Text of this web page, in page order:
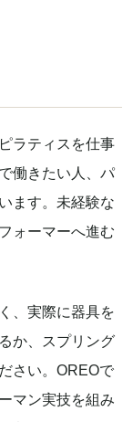
ラティスを仕事
働きたい人、パ
ます。未経験な
ォーマーへ進む
、実際に器具を
か、スプリング
さい。OREOで
マン実技を組み